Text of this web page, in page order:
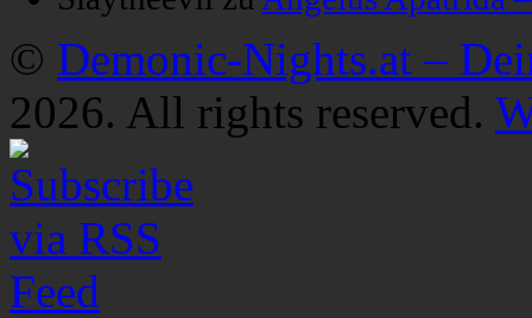
© Demonic-Nights.at –
2026. All rights reserved.